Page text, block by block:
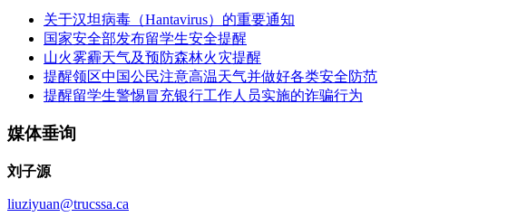
关于汉坦病毒（Hantavirus）的重要通知
国家安全部发布留学生安全提醒
山火雾霾天气及预防森林火灾提醒
提醒领区中国公民注意高温天气并做好各类安全防范
提醒留学生警惕冒充银行工作人员实施的诈骗行为
媒体垂询
刘子源
liuziyuan@trucssa.ca